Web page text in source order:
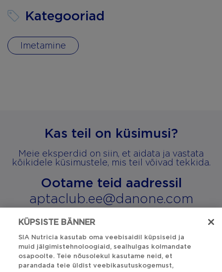
Kategooriad
Imetamine
Kas teil on küsimusi?
Meie eksperdid on siin, et aidata ja vastata
kõikidele küsimustele, mis teil võivad tekkida.
Ootame teid aadressil
aptaclub.ee@danone.com
Tagasi üles
KÜPSISTE BÄNNER
SIA Nutricia kasutab oma veebisaidil küpsiseid ja
muid jälgimistehnoloogiaid, sealhulgas kolmandate
osapoolte. Teie nõusolekul kasutame neid, et
parandada teie üldist veebikasutuskogemust,